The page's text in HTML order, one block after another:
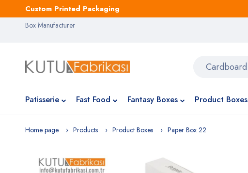
Custom Printed Packaging
Box Manufacturer
Patisserie Fast Food Fantasy Boxes Product Boxes
Home page Products Product Boxes Paper Box 22